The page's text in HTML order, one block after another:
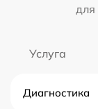
Услуга
Диагностика